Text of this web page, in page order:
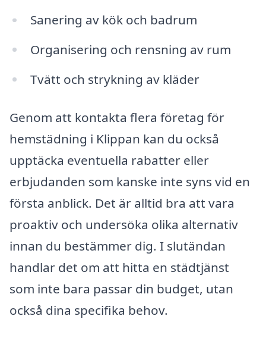
Sanering av kök och badrum
Organisering och rensning av rum
Tvätt och strykning av kläder
Genom att kontakta flera företag för
hemstädning i Klippan kan du också
upptäcka eventuella rabatter eller
erbjudanden som kanske inte syns vid en
första anblick. Det är alltid bra att vara
proaktiv och undersöka olika alternativ
innan du bestämmer dig. I slutändan
handlar det om att hitta en städtjänst
som inte bara passar din budget, utan
också dina specifika behov.